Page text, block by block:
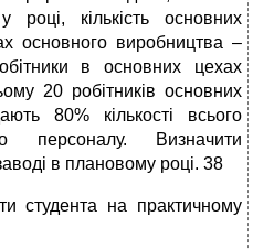
кількість основних
основного виробництва –
в основних цехах
20 робітників основних
80% кількості всього
персоналу. Визначити
в плановому році. 38
студента на практичному